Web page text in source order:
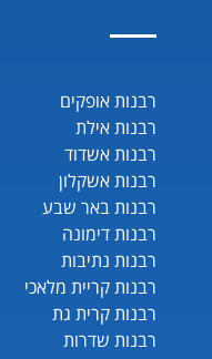
רבנות אופקים
רבנות אילת
רבנות אשדוד
רבנות אשקלון
רבנות באר שבע
רבנות דימונה
רבנות נתיבות
רבנות קריית מלאכי
רבנות קרית גת
רבנות שדרות